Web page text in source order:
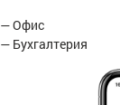
— Офис
Бухгалтерия